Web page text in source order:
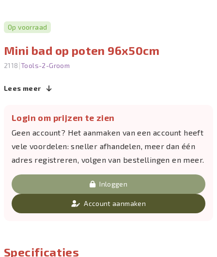
Op voorraad
Mini bad op poten 96x50cm
2118 |Tools-2-Groom
Lees meer
Login om prijzen te zien
Geen account? Het aanmaken van een account heeft
vele voordelen: sneller afhandelen, meer dan één
adres registreren, volgen van bestellingen en meer.
Inloggen
Account aanmaken
Specificaties